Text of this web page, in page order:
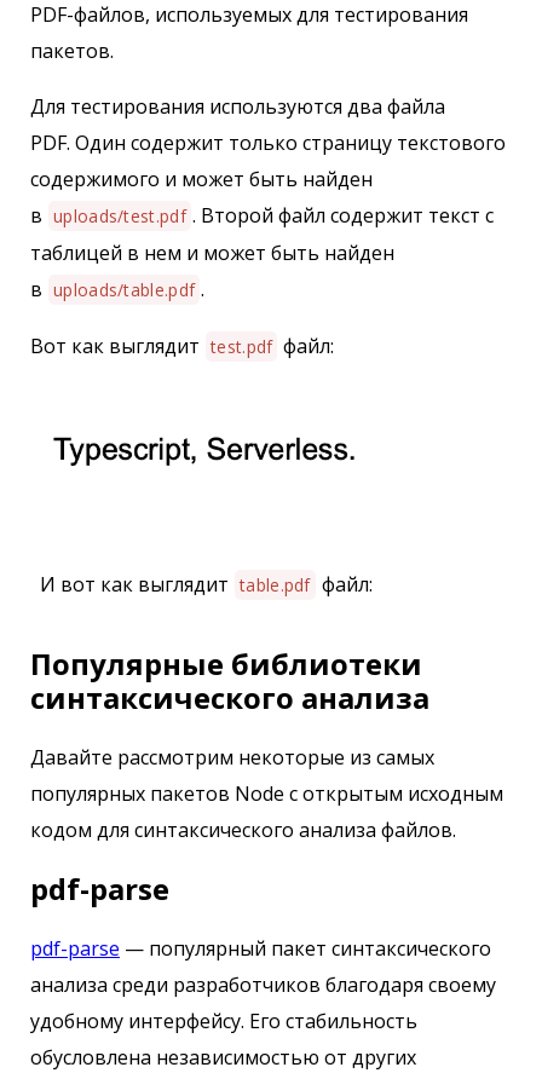
PDF-файлов, используемых для тестирования
пакетов.
Для тестирования используются два файла
PDF. Один содержит только страницу текстового
содержимого и может быть найден
в uploads/test.pdf . Второй файл содержит текст с
таблицей в нем и может быть найден
в uploads/table.pdf .
Вот как выглядит test.pdf файл:
И вот как выглядит table.pdf файл:
Популярные библиотеки
синтаксического анализа
Давайте рассмотрим некоторые из самых
популярных пакетов Node с открытым исходным
кодом для синтаксического анализа файлов.
pdf-parse
pdf-parse — популярный пакет синтаксического
анализа среди разработчиков благодаря своему
удобному интерфейсу. Его стабильность
обусловлена независимостью от других